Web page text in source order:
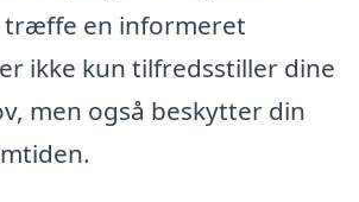
træffe en informeret
ikke kun tilfredsstiller dine
men også beskytter din